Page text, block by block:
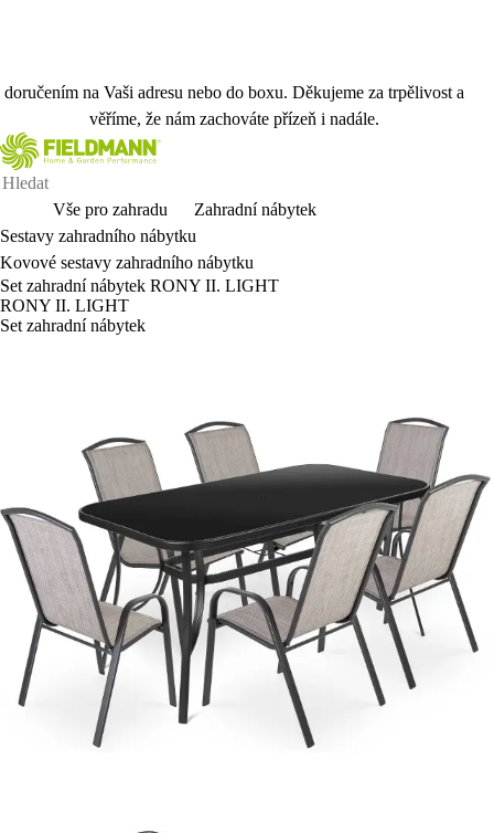
doručením na Vaši adresu nebo do boxu. Děkujeme za trpělivost a
věříme, že nám zachováte přízeň i nadále.
Vše pro zahradu
Zahradní nábytek
Sestavy zahradního nábytku
Kovové sestavy zahradního nábytku
Set zahradní nábytek RONY II. LIGHT
RONY II. LIGHT
Set zahradní nábytek